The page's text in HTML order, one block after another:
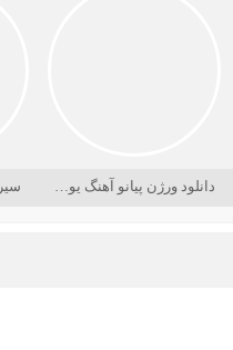
دانلود ورژن پیانو آهنگ یوسف زمانی به نام پریزاد